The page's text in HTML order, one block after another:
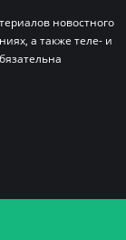
новостного
а также теле- и